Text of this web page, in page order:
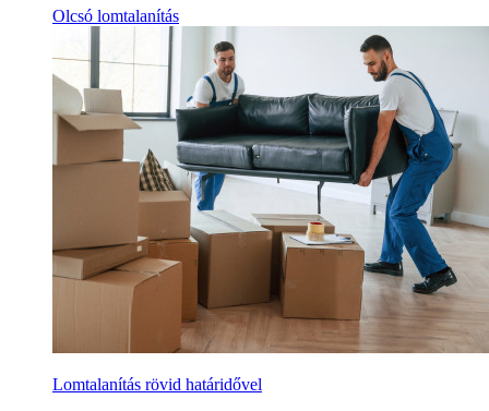
Olcsó lomtalanítás
Lomtalanítás rövid határidővel